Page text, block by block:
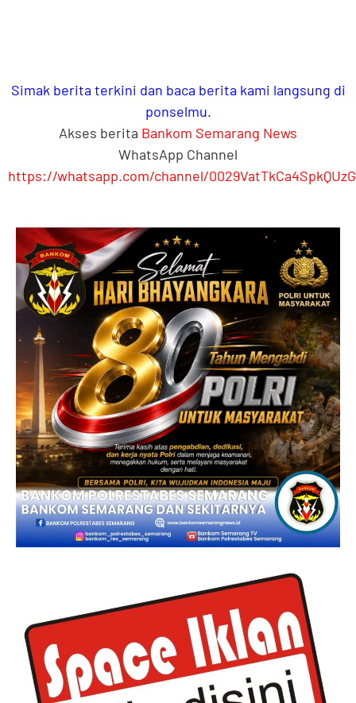
Simak berita terkini dan baca berita kami langsung di
ponselmu.
Akses berita Bankom Semarang News
WhatsApp Channel
https://whatsapp.com/channel/